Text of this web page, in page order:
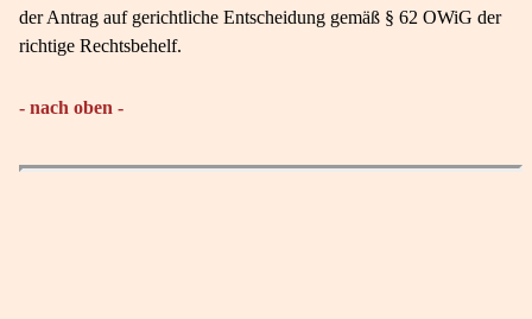
der Antrag auf gerichtliche Entscheidung gemäß § 62 OWiG der
richtige Rechtsbehelf.
- nach oben -